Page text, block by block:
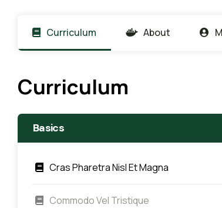
Curriculum About
Curriculum
Basics
Cras Pharetra Nisl Et Magna
Commodo Vel Tristique